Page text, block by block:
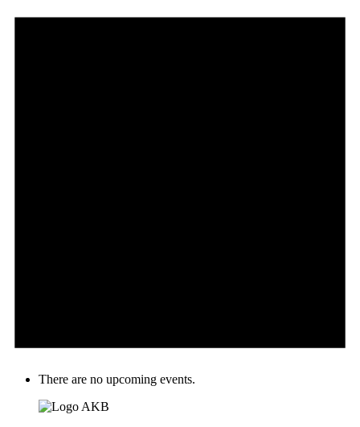
There are no upcoming events.